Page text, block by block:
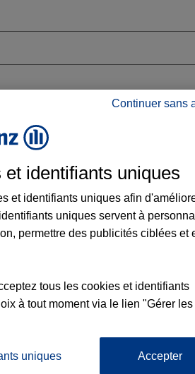
Pour la
la mieux
Continuer sans
identifiants uniques
et identifiants uniques afin
uniques servent à
permettre des publicités ciblées et
tous les cookies et identifiants
à tout moment via le lien "Gérer les
uniques Accepter